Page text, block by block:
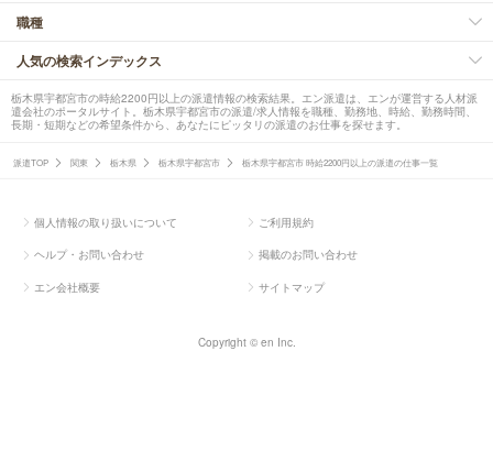
職種
人気の検索インデックス
栃木県宇都宮市の時給2200円以上の派遣情報の検索結果。エン派遣は、エンが運営する人材派
遣会社のポータルサイト。栃木県宇都宮市の派遣/求人情報を職種、勤務地、時給、勤務時間、
長期・短期などの希望条件から、あなたにピッタリの派遣のお仕事を探せます。
派遣TOP 関東 栃木県 栃木県宇都宮市 栃木県宇都宮市 時給2200円以上の派遣の仕事一覧
個人情報の取り扱いについて ご利用規約
ヘルプ・お問い合わせ 掲載のお問い合わせ
エン会社概要 サイトマップ
Copyright © en Inc.